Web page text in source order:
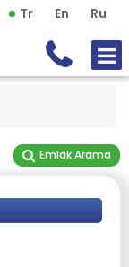
Tr En Ru
Emlak Arama